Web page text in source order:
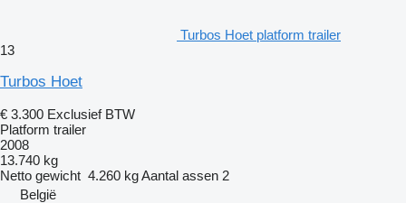
Turbos Hoet platform trailer
13
Turbos Hoet
€ 3.300 Exclusief BTW
Platform trailer
2008
13.740 kg
Netto gewicht 4.260 kgAantal assen 2
België